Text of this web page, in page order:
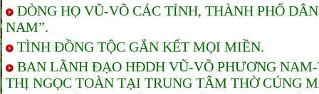
DÒNG HỌ VŨ-VÕ CÁC TỈNH, THÀNH PHỐ
NAM”.
TÌNH ĐỒNG TỘC GẮN KẾT MỌI MIỀN.
BAN LÃNH ĐẠO HĐDH VŨ-VÕ PHƯƠNG
THỊ NGỌC TOÀN TẠI TRUNG TÂM THỜ CÚNG